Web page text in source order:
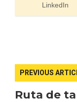
LinkedIn
PREVIOUS
Ruta de
Semana
2026